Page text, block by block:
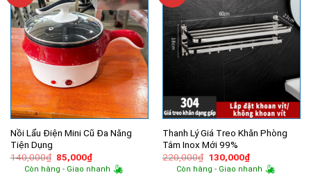
Nồi Lẩu Điện Mini Cũ Đa Năng
Tiện Dụng
140,000₫ Giá
gốc
85,000₫Giá
hiện
Còn hàng - Giao nhanh
Thanh Lý Giá Treo Khăn Phòng
Tắm Inox Mới 99%
220,000₫ Giá
gốc
130,000₫Giá
hiện
Còn hàng - Giao nhanh